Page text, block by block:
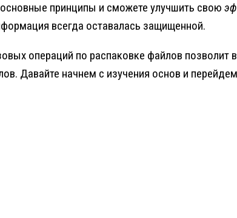
принципы и сможете улучшить свою
всегда оставалась защищенной.
операций по распаковке файлов
Давайте начнем с изучения основ и